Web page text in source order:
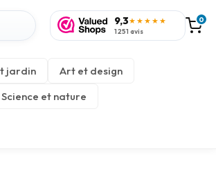
9,3★★★★★
1 251 avis
0
jardin
Art et design
Science et nature